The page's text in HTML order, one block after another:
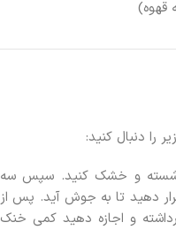
قهوه)
را دنبال کنید:
شسته و خشک کنید. سپس سه
دهید تا به جوش آید. پس از
و اجازه دهید کمی خنک